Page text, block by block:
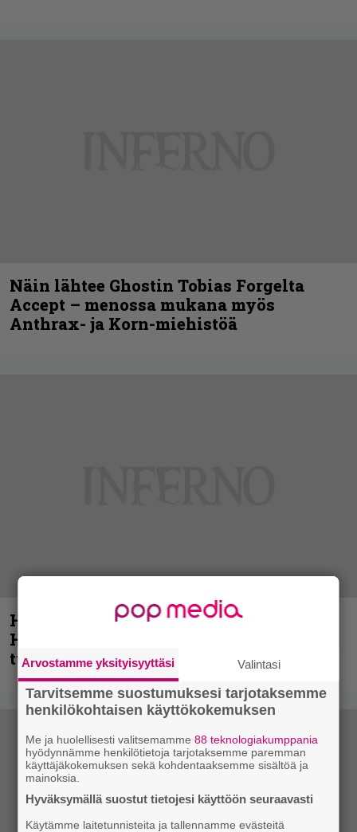
Näin lähtee Ghostin Tobias Forgelta
Accept – menossa mukana myös
Anthrax- ja Korn-miehistöä
Helloween- ja Gamma Ray -mies Kai
Hansen julkaisi uuden maistiaisen
tulevalta soololevyltä
Arvostamme yksityisyyttäsi Valintasi
Tarvitsemme suostumuksesi tarjotaksemme
henkilökohtaisen käyttökokemuksen
Me ja huolellisesti valitsemamme88 teknologiakumppania
hyödynnämme henkilötietoja tarjotaksemme paremman
käyttäjäkokemuksen sekä kohdentaaksemme sisältöä ja
mainoksia.
Hyväksymällä suostut tietojesi käyttöön seuraavasti
Käytämme laitetunnisteita ja tallennamme evästeitä